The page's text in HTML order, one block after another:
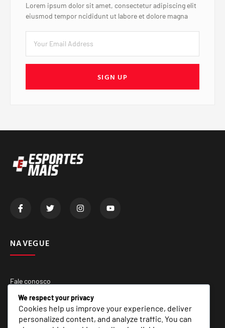
Lorem ipsum dolor sit amet, consectetur adipiscing elit
eiusmod tempor ncididunt ut labore et dolore magna
SIGN UP
NAVEGUE
Fale conosco
Quem Somos
Matérias Especiais
We respect your privacy
Cookies help us improve your experience, deliver
personalized content, and analyze traffic. You can